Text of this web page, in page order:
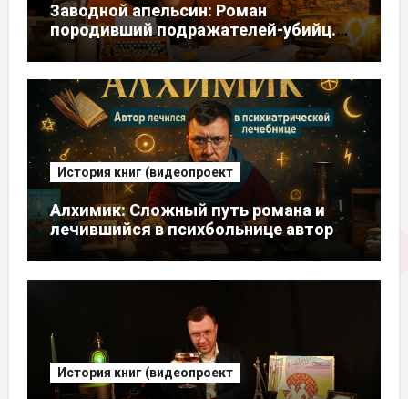
Заводной апельсин: Роман
породивший подражателей-убийц.
Автор писал его, думая, что умирает
История книг (видеопроект
Алхимик: Сложный путь романа и
лечившийся в психбольнице автор
История книг (видеопроект